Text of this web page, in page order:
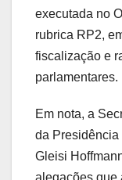
executada no
rubrica RP2,
fiscalização e
parlamentares.
Em nota, a
da
Gleisi
alegações que